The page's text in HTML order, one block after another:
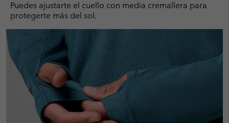
Puedes ajustarte el cuello con media cremallera para
protegerte más del sol.